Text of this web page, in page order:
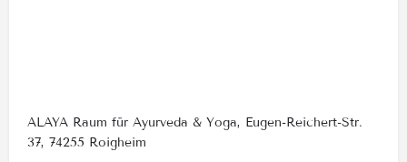
ALAYA Raum für Ayurveda & Yoga, Eugen-Reichert-Str.
37, 74255 Roigheim